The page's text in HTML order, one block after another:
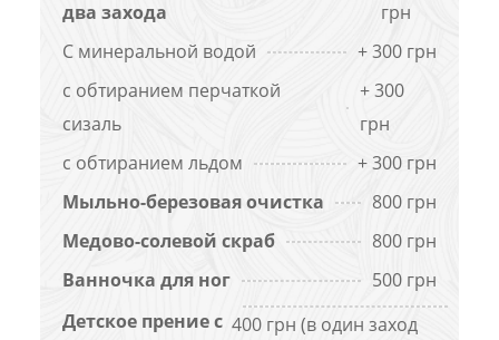
два захода
грн
С минеральной водой
+ 300 грн
с обтиранием перчаткой
сизаль
+ 300
грн
с обтиранием льдом
+ 300 грн
Мыльно-березовая очистка
800 грн
Медово-солевой скраб
800 грн
Ванночка для ног
500 грн
Детское прение с 400 грн (в один заход